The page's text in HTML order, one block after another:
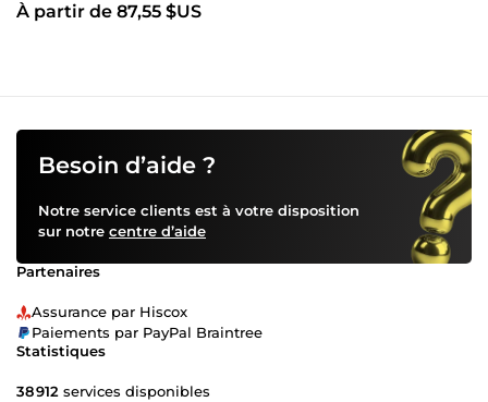
À partir de 87,55 $US
Besoin d’aide ?
Notre service clients est à votre disposition
sur notre centre d’aide
Partenaires
Assurance par Hiscox
Paiements par PayPal Braintree
Statistiques
38 912 services disponibles